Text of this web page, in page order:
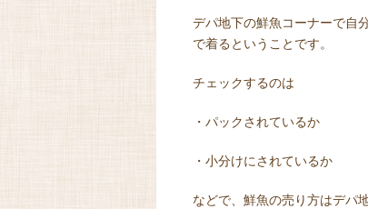
デパ地下の鮮魚コーナーで自
で着るということです。
チェックするのは
・パックされているか
・小分けにされているか
などで、鮮魚の売り方はデパ